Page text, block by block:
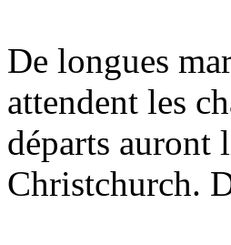
De longues
attendent les
départs auront
Christchurch.